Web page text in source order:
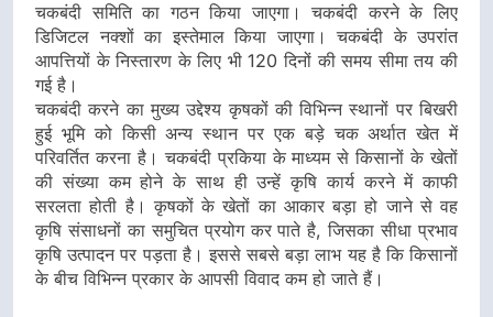
चकबंदी समिति का गठन किया जाएगा। चकबंदी करने के लिए
डिजिटल नक्शों का इस्तेमाल किया जाएगा। चकबंदी के उपरांत
आपत्तियों के निस्तारण के लिए भी 120 दिनों की समय सीमा तय की
गई है।
चकबंदी करने का मुख्य उद्देश्य कृषकों की विभिन्न स्थानों पर बिखरी
हुई भूमि को किसी अन्य स्थान पर एक बड़े चक अर्थात खेत में
परिवर्तित करना है। चकबंदी प्रकिया के माध्यम से किसानों के खेतों
की संख्या कम होने के साथ ही उन्हें कृषि कार्य करने में काफी
सरलता होती है। कृषकों के खेतों का आकार बड़ा हो जाने से वह
कृषि संसाधनों का समुचित प्रयोग कर पाते है, जिसका सीधा प्रभाव
कृषि उत्पादन पर पड़ता है। इससे सबसे बड़ा लाभ यह है कि किसानों
के बीच विभिन्न प्रकार के आपसी विवाद कम हो जाते हैं।